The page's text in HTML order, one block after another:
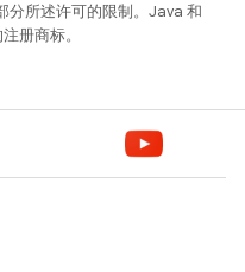
分所述许可的限制。Java 和
册商标。